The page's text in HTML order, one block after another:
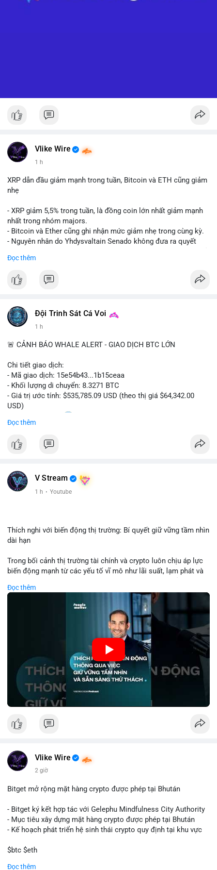
Vlike Wire
1 h
XRP dẫn đầu giảm mạnh trong tuần, Bitcoin và ETH cũng giảm
nhẹ
- XRP giảm 5,5% trong tuần, là đồng coin lớn nhất giảm mạnh
nhất trong nhóm majors.
- Bitcoin và Ether cũng ghi nhận mức giảm nhẹ trong cùng kỳ.
- Nguyên nhân do Yhdysvaltain Senado không đưa ra quyết
hè, đẩy việc thảo luận sang tháng 9.
XRP và Ripple, ảnh hưởng đến tâm lý nhà đầu tư.
#ripple
📰 Nguồn: CoinDesk
Đọc thêm
Đội Trinh Sát Cá Voi
1 h
🚨 CẢNH BÁO WHALE ALERT - GIAO DỊCH BTC LỚN
Chi tiết giao dịch:
- Mã giao dịch: 15e54b43...1b15ceaa
- Khối lượng di chuyển: 8.3271 BTC
- Giá trị ước tính: $535,785.09 USD (theo thị giá $64,342.00
USD)
- Thời gian: 04:20
Nhận định phân tích: Giao dịch 8.3271 BTC trị giá hơn nửa triệu
USD được thực hiện trong khung giờ sáng sớm, cho thấy dấu
đủ tạo áp lực bán trực tiếp lên thị trường nhưng phản ánh tâm
lý thận trọng của cá voi. Nếu dòng tiền này hướng về ví sàn
của BTC.
tương tự trong 24 giờ tới để xác nhận xu hướng. Không nên
hành động vội vàng dựa trên một giao dịch đơn lẻ, hãy ưu tiên
#giaodichlon
#tamlycavoi
Đọc thêm
V Stream
1 h · Youtube
Thích nghi với biến động thị trường: Bí quyết giữ vững tầm nhìn
dài hạn
Trong bối cảnh thị trường tài chính và crypto luôn chịu áp lực
biến động mạnh từ các yếu tố vĩ mô như lãi suất, lạm phát và
chìa khóa để đầu tư viên vượt qua giai đoạn không chắc chắn.
Thay vì phản ứng cảm xúc với những dao động ngắn hạn, các
nhà đầu tư thành công thường tập trung vào nguyên tắc cơ
bản, phân배 tài sản hợp lý và kiên持 theo kế hoạch đã định.
Điều này không chỉ giúp giảm rủi ro mà còn tạo điều kiện để
tận dụng cơ hội khi thị trường phục hồi.
🎥 Xem video trực tiếp tại:
Nguồn: VIETSUCCESS
Đọc thêm
Vlike Wire
2 giờ
Bitget mở rộng mặt hàng crypto được phép tại Bhután
- Bitget ký kết hợp tác với Gelephu Mindfulness City Authority
- Mục tiêu xây dựng mặt hàng crypto được phép tại Bhután
- Kế hoạch phát triển hệ sinh thái crypto quy định tại khu vực
$btc $eth
Đọc thêm